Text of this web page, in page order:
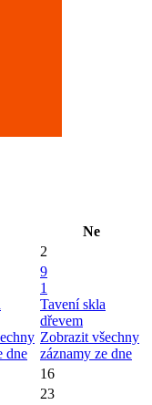
Ne
2
dne
9
1
Tavení skla
dřevem
Zobrazit všechny
záznamy ze dne
16
23